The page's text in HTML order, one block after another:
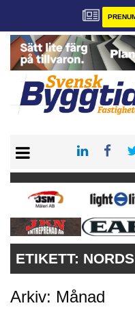
PRENUMERERA
VÅRA ANDRA
ANNONSERA
KONTAKT
ETIKETT:
Arkiv: Månad